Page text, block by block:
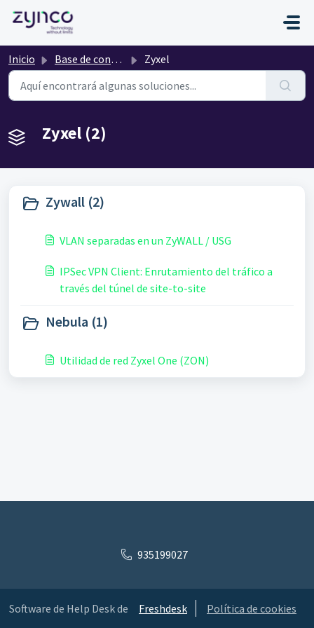
Inicio Base de conocimientos Zyxel
Zyxel (2)
Zywall (2)
VLAN separadas en un ZyWALL / USG
IPSec VPN Client: Enrutamiento del tráfico a
través del túnel de site-to-site
Nebula (1)
Utilidad de red Zyxel One (ZON)
935199027
Software de Help Desk de Freshdesk Política de cookies